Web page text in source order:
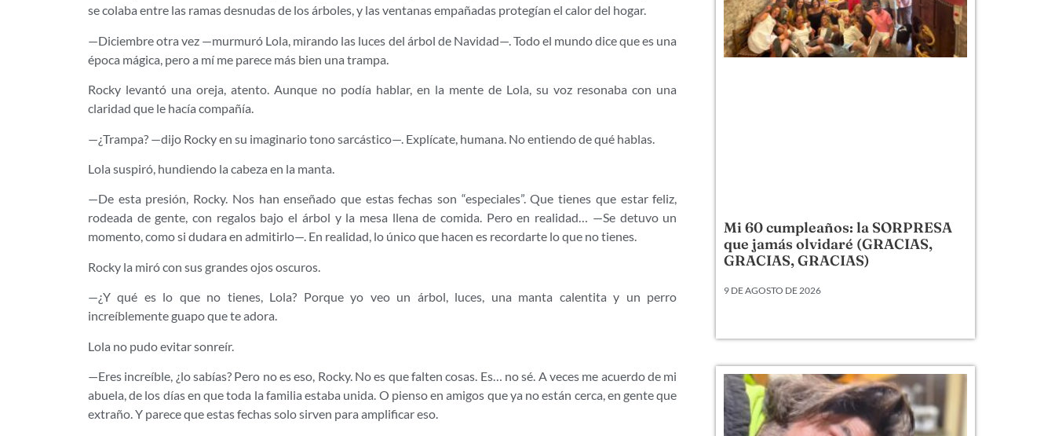
se colaba entre las ramas desnudas de los árboles, y las ventanas empañadas protegían el calor del hogar.
—Diciembre otra vez —murmuró Lola, mirando las luces del árbol de Navidad—. Todo el mundo dice que es una
época mágica, pero a mí me parece más bien una trampa.
Rocky levantó una oreja, atento. Aunque no podía hablar, en la mente de Lola, su voz resonaba con una
claridad que le hacía compañía.
—¿Trampa? —dijo Rocky en su imaginario tono sarcástico—. Explícate, humana. No entiendo de qué hablas.
Lola suspiró, hundiendo la cabeza en la manta.
—De esta presión, Rocky. Nos han enseñado que estas fechas son “especiales”. Que tienes que estar feliz,
rodeada de gente, con regalos bajo el árbol y la mesa llena de comida. Pero en realidad… —Se detuvo un
momento, como si dudara en admitirlo—. En realidad, lo único que hacen es recordarte lo que no tienes.
Rocky la miró con sus grandes ojos oscuros.
—¿Y qué es lo que no tienes, Lola? Porque yo veo un árbol, luces, una manta calentita y un perro
increíblemente guapo que te adora.
Lola no pudo evitar sonreír.
—Eres increíble, ¿lo sabías? Pero no es eso, Rocky. No es que falten cosas. Es… no sé. A veces me acuerdo de mi
abuela, de los días en que toda la familia estaba unida. O pienso en amigos que ya no están cerca, en gente que
extraño. Y parece que estas fechas solo sirven para amplificar eso.
Mi 60 cumpleaños: la SORPRESA
que jamás olvidaré (GRACIAS,
GRACIAS, GRACIAS)
9 DE AGOSTO DE 2026